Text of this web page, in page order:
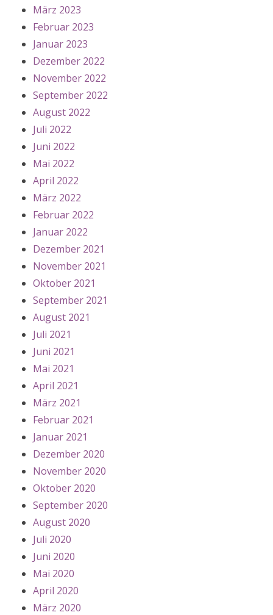
März 2023
Februar 2023
Januar 2023
Dezember 2022
November 2022
September 2022
August 2022
Juli 2022
Juni 2022
Mai 2022
April 2022
März 2022
Februar 2022
Januar 2022
Dezember 2021
November 2021
Oktober 2021
September 2021
August 2021
Juli 2021
Juni 2021
Mai 2021
April 2021
März 2021
Februar 2021
Januar 2021
Dezember 2020
November 2020
Oktober 2020
September 2020
August 2020
Juli 2020
Juni 2020
Mai 2020
April 2020
März 2020